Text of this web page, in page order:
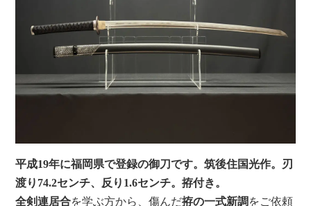
平成19年に福岡県で登録の御刀です。筑後住国光作。刃
渡り74.2センチ、反り1.6センチ。拵付き。
全剣連居合を学ぶ方から、傷んだ拵の一式新調 をご依頼